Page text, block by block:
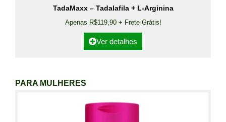
TadaMaxx – Tadalafila + L-Arginina
Apenas R$119,90 + Frete Grátis!
Ver detalhes
PARA MULHERES